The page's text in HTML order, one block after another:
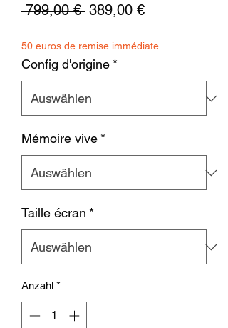
799,00 € Standardpreis
389,00 €Sale-
50 euros de remise immédiate
Config d'origine *
Mémoire vive *
Taille écran *
Anzahl *